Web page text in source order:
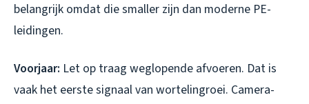
belangrijk omdat die smaller zijn dan moderne PE-
leidingen.
Voorjaar: Let op traag weglopende afvoeren. Dat is
vaak het eerste signaal van wortelingroei. Camera-